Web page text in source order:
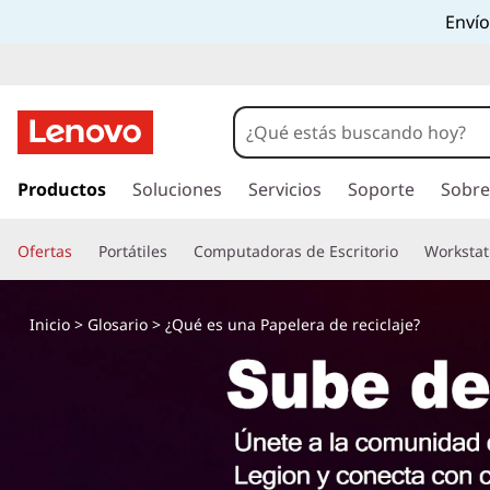
r
c
o
Productos Soluciones Servicios Soporte
Ofertas Portátiles Computadoras de Escritorio
Inicio> Glosario> ¿Qué es una Papelera de reciclaje?